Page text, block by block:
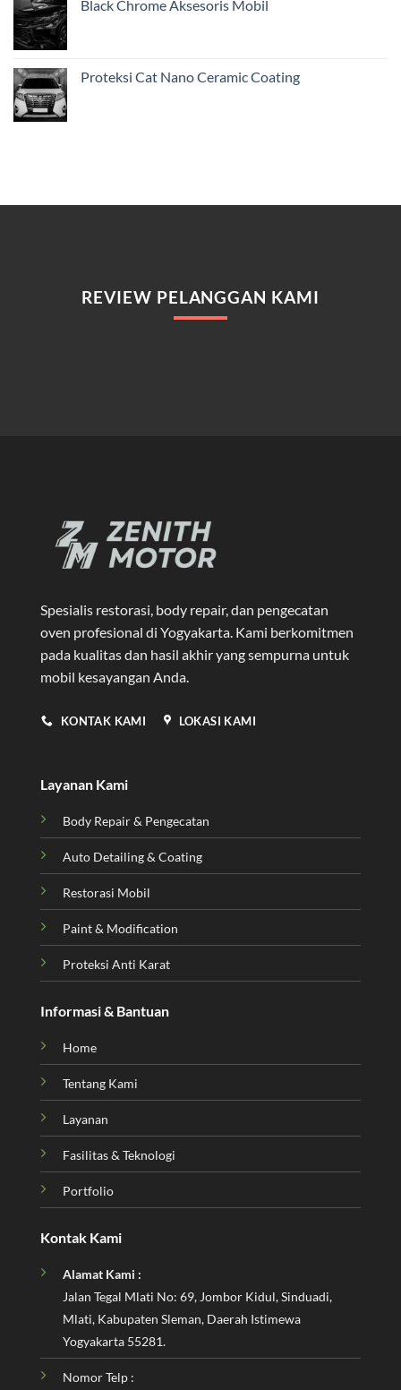
Black Chrome Aksesoris Mobil
Proteksi Cat Nano Ceramic Coating
REVIEW PELANGGAN KAMI
Spesialis restorasi, body repair, dan pengecatan
oven profesional di Yogyakarta. Kami berkomitmen
pada kualitas dan hasil akhir yang sempurna untuk
mobil kesayangan Anda.
KONTAK KAMI LOKASI KAMI
Layanan Kami
Body Repair & Pengecatan
Auto Detailing & Coating
Restorasi Mobil
Paint & Modification
Proteksi Anti Karat
Informasi & Bantuan
Home
Tentang Kami
Layanan
Fasilitas & Teknologi
Portfolio
Kontak Kami
Alamat Kami :
Jalan Tegal Mlati No: 69, Jombor Kidul, Sinduadi,
Mlati, Kabupaten Sleman, Daerah Istimewa
Yogyakarta 55281.
Nomor Telp :